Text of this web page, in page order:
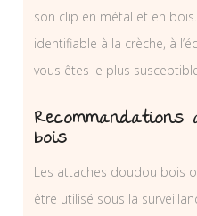
son clip en métal et en
identifiable à la crèche, à
vous êtes le plus
bois
Les attaches doudou bois
être utilisé sous la